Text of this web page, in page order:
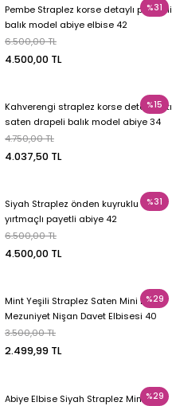
%31
Pembe Straplez korse detaylı pelerinli
balık model abiye elbise 42
6.500,00 TL
4.500,00 TL
%15
Kahverengi straplez korse detaylı altı
saten drapeli balık model abiye 34
4.750,00 TL
4.037,50 TL
%31
Siyah Straplez önden kuyruklu ve
yırtmaçlı payetli abiye 42
6.500,00 TL
4.500,00 TL
%29
Mint Yeşili Straplez Saten Mini Elbise
Mezuniyet Nişan Davet Elbisesi 40
3.500,00 TL
2.499,99 TL
%29
Abiye Elbise Siyah Straplez Mini